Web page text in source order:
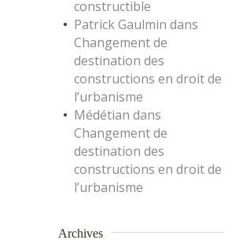
constructible
Patrick Gaulmin dans
Changement de
destination des
constructions en droit de
l’urbanisme
Médétian dans
Changement de
destination des
constructions en droit de
l’urbanisme
Archives